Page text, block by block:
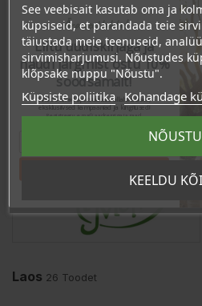
TOOTE
KLIENDI
Laos 26 Toodet
See veebisait kasutab oma ja
küpsiseid, et parandada teie
täiustada meie teenuseid,
sirvimisharjumusi. Nõustudes
klõpsake nuppu "Nõustu".
Küpsiste poliitika Kohandage
KEELDU
Ära veel lahku!
Liitu uudiskirjaga ja
naudi järgmist ostu 10%
soodsamalt!
Sind ootavad spetsiaalsed allahindlused,
eksklusiivsed kampaaniad ja kingitused!
Registreeru e-maili aadressiga ja saad